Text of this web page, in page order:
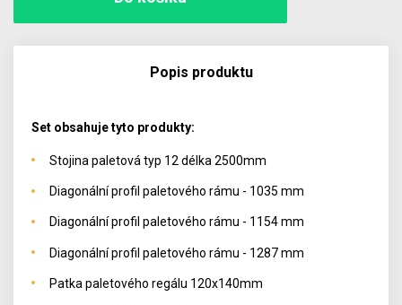
Popis produktu
Set obsahuje tyto produkty:
Stojina paletová typ 12 délka 2500mm
Diagonální profil paletového rámu - 1035 mm
Diagonální profil paletového rámu - 1154 mm
Diagonální profil paletového rámu - 1287 mm
Patka paletového regálu 120x140mm